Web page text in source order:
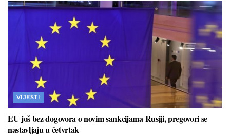
VIJESTI
EU još bez dogovora o novim sankcijama Rusiji, pregovori se
nastavljaju u četvrtak